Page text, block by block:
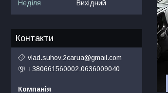
Неділя
Вихідний
Контакти
vlad.suhov.2carua@gmail.com
+380661560002.0636009040